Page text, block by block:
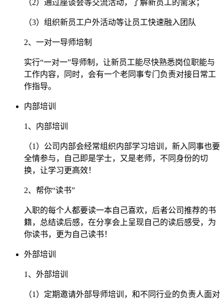
（2）通过座谈会等交流活动，了解新员工的需求；
（3）组织新员工户外活动等让员工快速融入团队
2、一对一导师培制
实行“一对一”导师制，让新员工能尽快熟悉岗位职能与
工作内容，同时，会有一个老同事专门负责对接日常工
作指导。
内部培训
1、内部培训
（1）公司内部会经常组织内部学习培训，新入同事也要
全情参与，自己即是学士，又是老师，不同身份的切
换，让学习更高效！
2、帮你“读书”
入职的每个人都要读一本自己喜欢，后者公司推荐的书
籍，总结读后感，在分享会上呈现自己的读后感受，为
你读书，更为自己读书！
外部培训
1、外部培训
（1）定期邀请外部导师培训，和不同行业的负责人面对